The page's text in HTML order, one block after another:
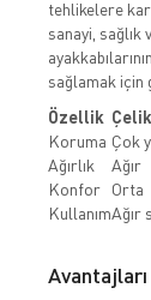
tehlikelere
sanayi, sağlık
sağlamak için
Özellik
Koruma Çok
Ağırlık
Ağır
Konfor
Orta
KullanımAğır
Avantajları